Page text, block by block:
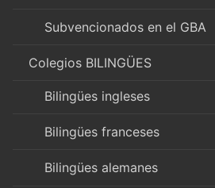
Subvencionados en el GBA
Colegios BILINGÜES
Bilingües ingleses
Bilingües franceses
Bilingües alemanes